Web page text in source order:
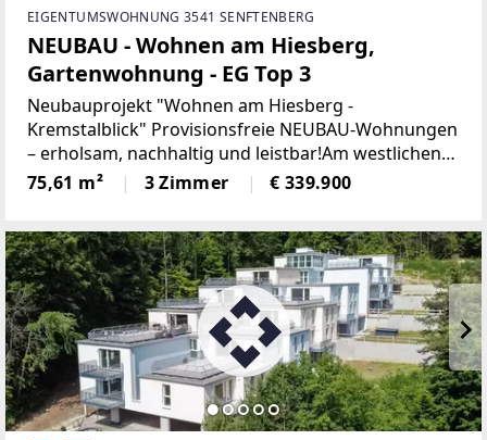
EIGENTUMSWOHNUNG 3541 SENFTENBERG
NEUBAU - Wohnen am Hiesberg,
Gartenwohnung - EG Top 3
Neubauprojekt "Wohnen am Hiesberg -
Kremstalblick" Provisionsfreie NEUBAU-Wohnungen
– erholsam, nachhaltig und leistbar!Am westlichen
Ortsende der idyllischen Marktgemeinde
Senftenberg - umrandet von grünen Hügeln und
75,61 m² 3 Zimmer € 339.900